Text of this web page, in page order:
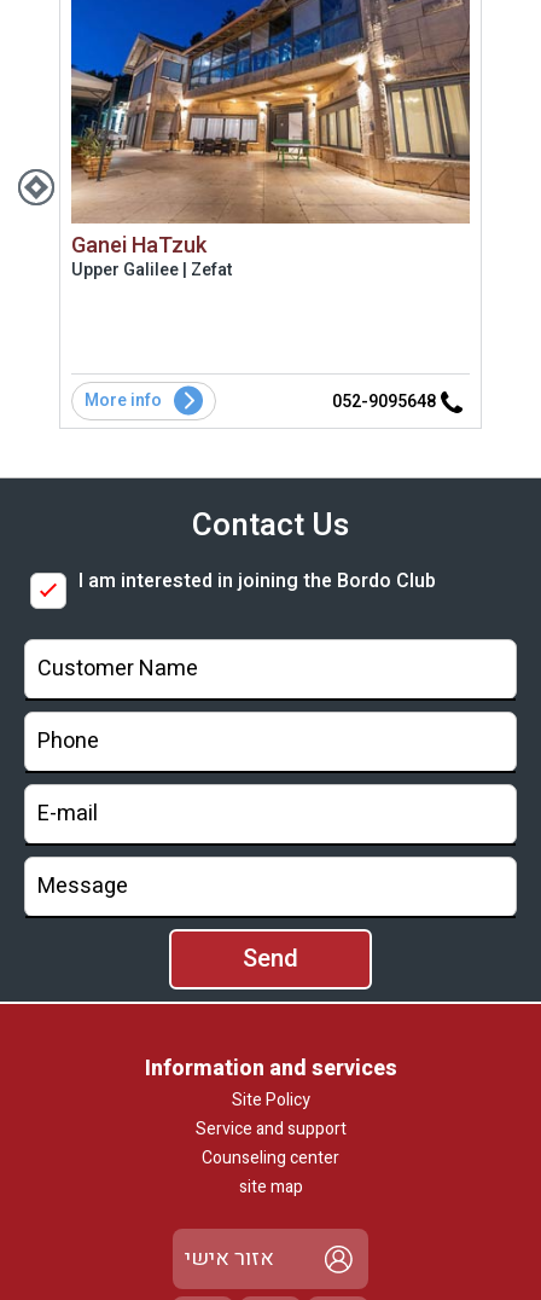
Ganei HaTzuk
Upper Galilee | Zefat
052-9095648
More info
Contact Us
I am interested in joining the Bordo Club
Information and services
Site Policy
Service and support
Counseling center
site map
אזור אישי